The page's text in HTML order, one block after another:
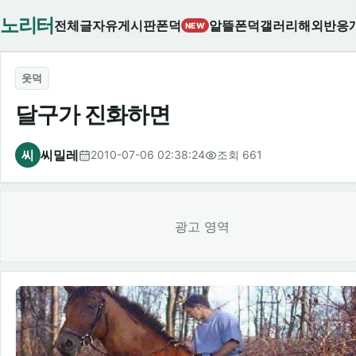
노리터 전체글자유게시판폰덕 NEW 알뜰폰덕갤러리해외반응
웃덕
달구가 진화하면
씨 씨밀레 2010-07-06 02:38:24 조회 661
광고 영역